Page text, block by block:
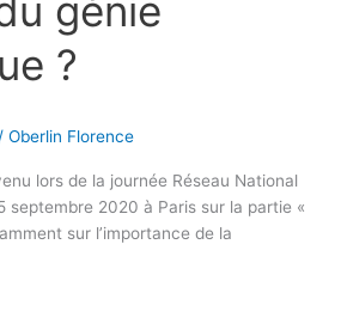
génie
?
/ Oberlin Florence
lors de la journée Réseau National
septembre 2020 à Paris sur la partie «
sur l’importance de la